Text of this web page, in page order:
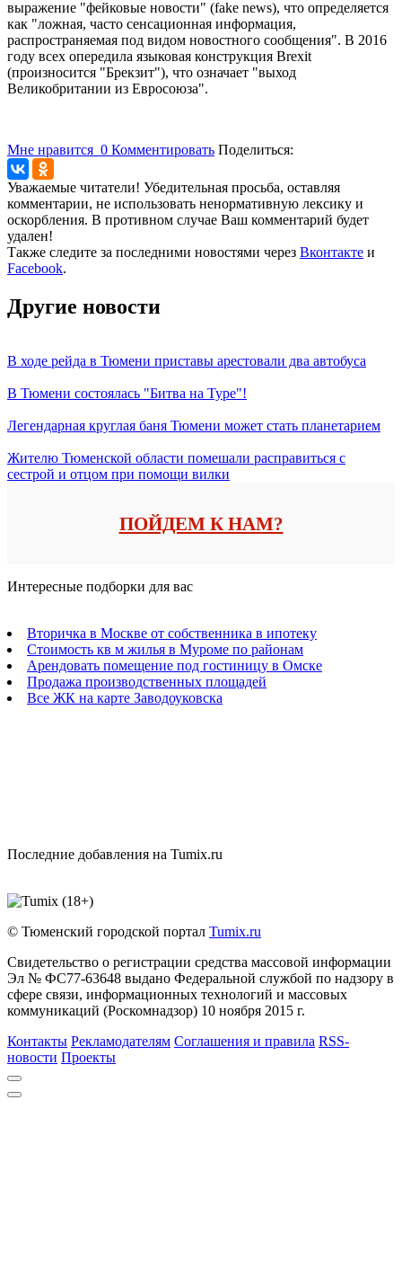
выражение "фейковые новости" (fake news), что определяется
как "ложная, часто сенсационная информация,
распространяемая под видом новостного сообщения". В 2016
году всех опередила языковая конструкция Brexit
(произносится "Брекзит"), что означает "выход
Великобритании из Евросоюза".
Мне нравится 0 Комментировать Поделиться:
Уважаемые читатели! Убедительная просьба, оставляя
комментарии, не использовать ненормативную лексику и
оскорбления. В противном случае Ваш комментарий будет
удален!
Также следите за последними новостями через Вконтакте и
Facebook.
Другие новости
В ходе рейда в Тюмени приставы арестовали два автобуса
В Тюмени состоялась "Битва на Туре"!
Легендарная круглая баня Тюмени может стать планетарием
Жителю Тюменской области помешали расправиться с
сестрой и отцом при помощи вилки
ПОЙДЕМ К НАМ?
Интересные подборки для вас
Вторичка в Москве от собственника в ипотеку
Стоимость кв м жилья в Муроме по районам
Арендовать помещение под гостиницу в Омске
Продажа производственных площадей
Все ЖК на карте Заводоуковска
Последние добавления на Tumix.ru
© Тюменский городской портал Tumix.ru
Свидетельство о регистрации средства массовой информации
Эл № ФС77-63648 выдано Федеральной службой по надзору в
сфере связи, информационных технологий и массовых
коммуникаций (Роскомнадзор) 10 ноября 2015 г.
Контакты Рекламодателям Соглашения и правила RSS-
новости Проекты